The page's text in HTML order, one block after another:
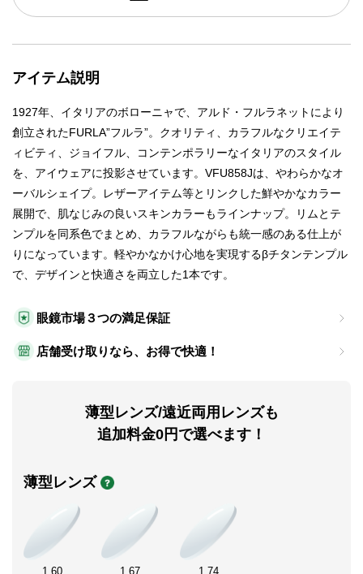
眼鏡市場３つの満足保証
店舗受け取りなら、お得で快適！
薄型レンズ/遠近両用レンズも
追加料金0円で選べます！
薄型レンズ
1.60 1.67 1.74
アイテム説明
1927年、イタリアのボローニャで、アルド・フルラネットにより
創立されたFURLA”フルラ”。クオリティ、カラフルなクリエイテ
ィビティ、ジョイフル、コンテンポラリーなイタリアのスタイル
を、アイウェアに投影させています。VFU858Jは、やわらかなオ
ーバルシェイプ。レザーアイテム等とリンクした鮮やかなカラー
展開で、肌なじみの良いスキンカラーもラインナップ。リムとテ
ンプルを同系色でまとめ、カラフルながらも統一感のある仕上が
りになっています。軽やかなかけ心地を実現するβチタンテンプル
で、デザインと快適さを両立した1本です。